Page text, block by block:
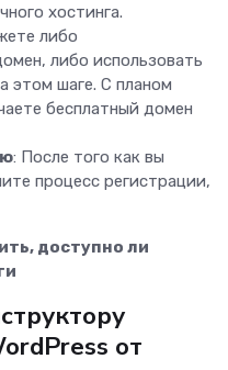
хостинга.
либо
либо использовать
этом шаге. С планом
бесплатный домен
: После того как вы
процесс регистрации,
доступно ли
от